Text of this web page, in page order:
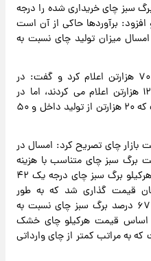
چای کشور ۹۷ درصد برگ سبز چای خریداری شده را درجه
و افزود: برآوردها حاکی از آن است
میزان تولید چای نسبت به
وی سرانه مصرف چای در کشور را ۷۰ هزارتن اعلام کرد و گفت: در
سنوات قبل سرانه مصرف چای را ۱۲۰ هزارتن اعلام می کردند، اما در
شرایط فعلی حداکثر ۷۰ هزارتن است که ۲۰ هزارتن از تولید داخل و ۵۰
بازار چای تصریح کرد: امسال در
برگ سبز چای متناسب با هزینه
های تولید اعلام شد به طوریکه نرخ هرکیلو برگ سبز چای درجه یک ۴۲
درجه دو ۳۰ هزارتومان قیمت گذاری شد که به طور
متوسط ۷۲ درصد برگ سبز چای و ۶۷ درصد برگ سبز چای نسبت به
اساس قیمت هرکیلو چای خشک
است که به مراتب کمتر از چای وارداتی